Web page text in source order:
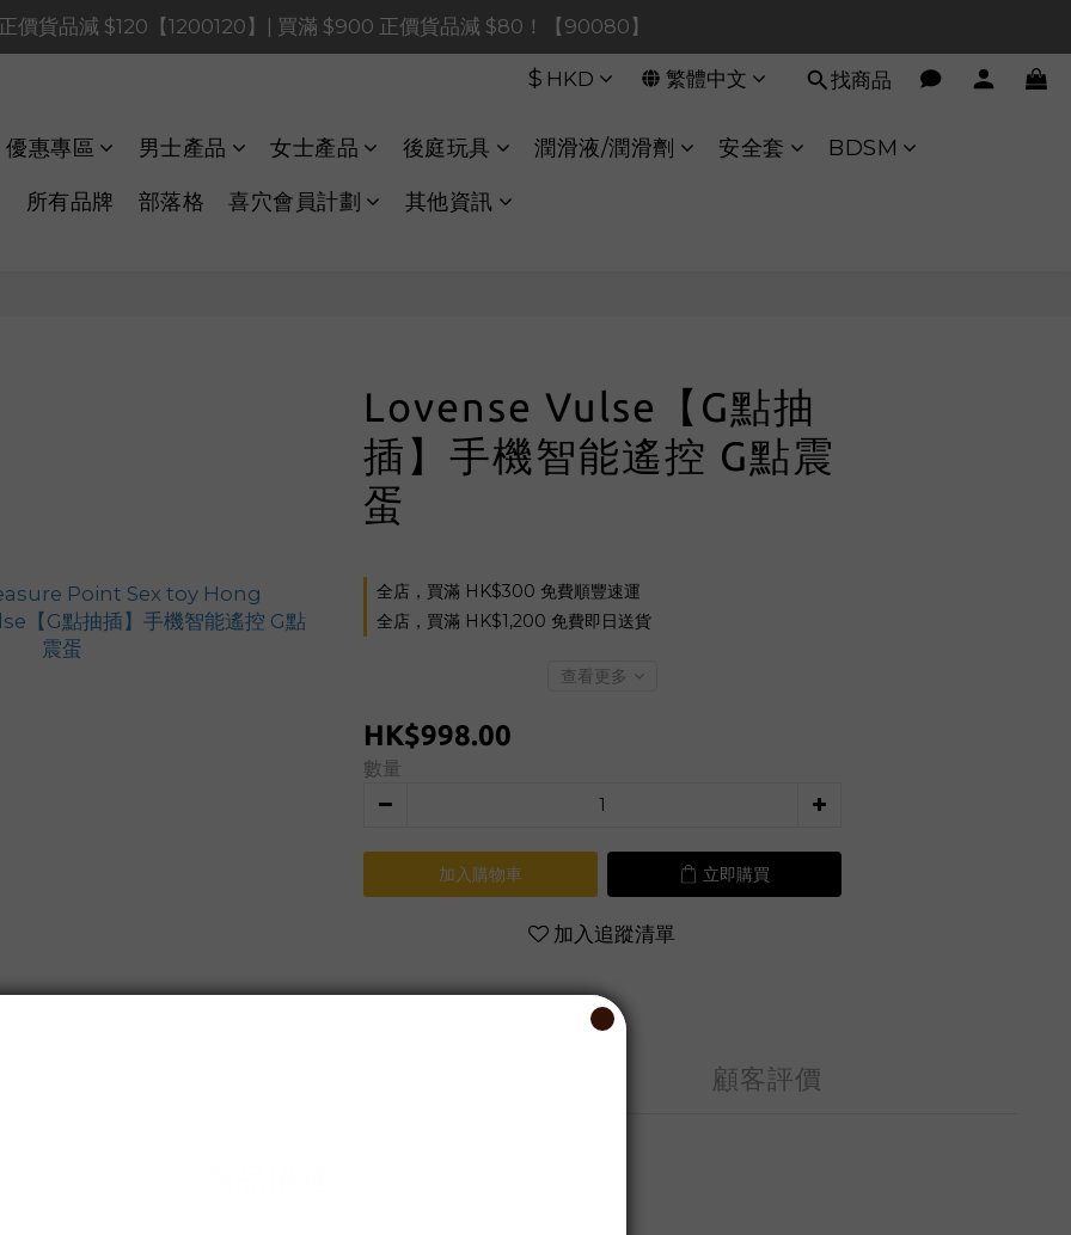
價貨品減 $120【1200120】| 買滿 $900 正價貨品減 $80！【90080】
價貨品減 $120【1200120】| 買滿 $900 正價貨品減 $80！【90080】
正價貨品減 $40【60040】| 買滿 $400 正價貨品減 $20【40020】
Payments FPS將於 2026 年 8 月 9 日（日）凌晨 01:00 至 11:00 暫停交易
價貨品減 $120【1200120】| 買滿 $900 正價貨品減 $80！【90080】
$ HKD 繁體中文 找商品
優惠專區 男士產品 女士產品 後庭玩具 潤滑液/潤滑劑 安全套 BDSM
所有品牌 部落格 喜穴會員計劃 其他資訊
Lovense Vulse【G點抽
插】手機智能遙控 G點震
蛋
全店，買滿 HK$300 免費順豐速運
全店，買滿 HK$1,200 免費即日送貨
查看更多
HK$998.00
數量
加入購物車 立即購買
加入追蹤清單
顧客評價